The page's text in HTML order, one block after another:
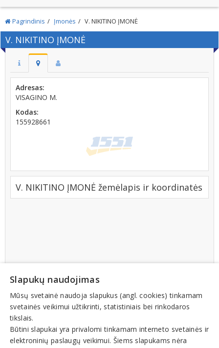
Pagrindinis Įmonės V. NIKITINO ĮMONĖ
V. NIKITINO ĮMONĖ
Adresas:
VISAGINO M.
Kodas:
155928661
V. NIKITINO ĮMONĖ žemėlapis ir koordinatės
Slapukų naudojimas
Mūsų svetainė naudoja slapukus (angl. cookies) tinkamam
svetainės veikimui užtikrinti, statistiniais bei rinkodaros
tikslais.
Būtini slapukai yra privalomi tinkamam interneto svetainės ir
elektroninių paslaugų veikimui. Šiems slapukams nėra